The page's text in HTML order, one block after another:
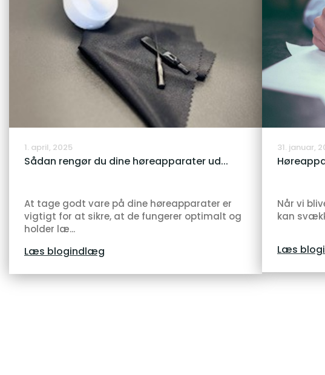
1. april, 2025
Sådan rengør du dine høreapparater ud...
At tage godt vare på dine høreapparater er
vigtigt for at sikre, at de fungerer optimalt og
holder læ...
Læs blogindlæg
31. januar,
Når vi
kan
Læs